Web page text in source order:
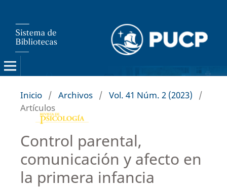
Inicio / Archivos / Vol. 41 Núm. 2 (2023)
/
Artículos
Control parental,
comunicación y afecto en
la primera infancia